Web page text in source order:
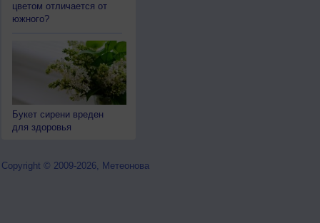
цветом отличается от
южного?
Букет сирени вреден
для здоровья
Copyright © 2009-2026, Метеонова